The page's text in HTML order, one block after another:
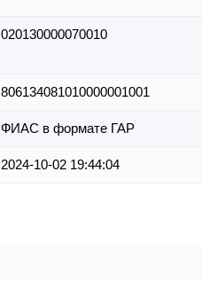
020130000070010
806134081010000001001
ФИАС в формате ГАР
2024-10-02 19:44:04